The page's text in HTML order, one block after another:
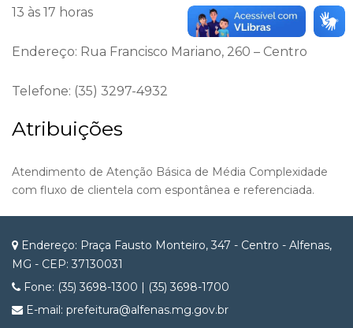
13 às 17 horas
Endereço: Rua Francisco Mariano, 260 – Centro
Telefone: (35) 3297-4932
Atribuições
Atendimento de Atenção Básica de Média Complexidade
com fluxo de clientela com espontânea e referenciada.
Endereço: Praça Fausto Monteiro, 347 - Centro - Alfenas,
MG - CEP: 37130031
Fone: (35) 3698-1300 | (35) 3698-1700
E-mail: prefeitura@alfenas.mg.gov.br